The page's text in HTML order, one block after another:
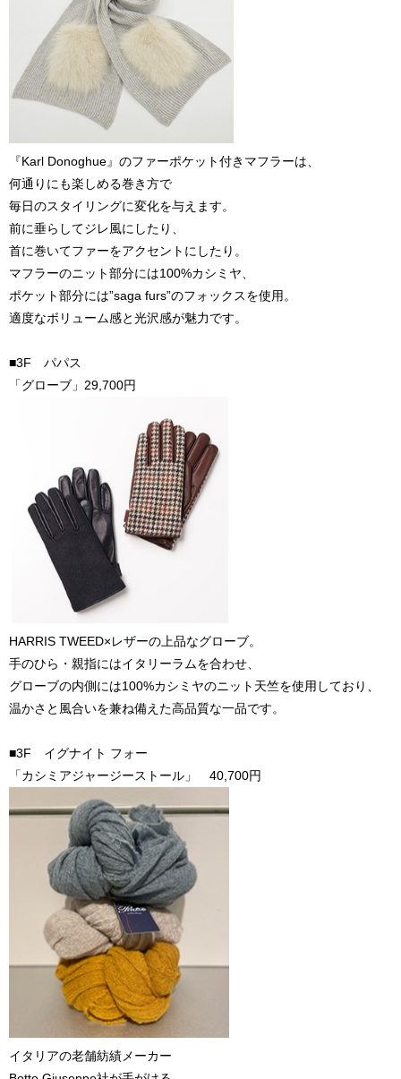
『Karl Donoghue』のファーポケット付きマフラーは、
何通りにも楽しめる巻き方で
毎日のスタイリングに変化を与えます。
前に垂らしてジレ風にしたり、
首に巻いてファーをアクセントにしたり。
マフラーのニット部分には100%カシミヤ、
ポケット部分には”saga furs”のフォックスを使用。
適度なボリューム感と光沢感が魅力です。
■3F パパス
「グローブ」29,700円
HARRIS TWEED×レザーの上品なグローブ。
手のひら・親指にはイタリーラムを合わせ、
グローブの内側には100%カシミヤのニット天竺を使用しており、
温かさと風合いを兼ね備えた高品質な一品です。
■3F イグナイト フォー
「カシミアジャージーストール」 40,700円
イタリアの老舗紡績メーカー